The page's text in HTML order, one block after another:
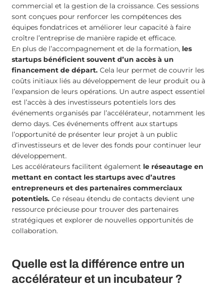
commercial et la gestion de la croissance. Ces sessions
sont conçues pour renforcer les compétences des
équipes fondatrices et améliorer leur capacité à faire
croître l’entreprise de manière rapide et efficace.
En plus de l’accompagnement et de la formation, les
startups bénéficient souvent d’un accès à un
financement de départ. Cela leur permet de couvrir les
coûts initiaux liés au développement de leur produit ou à
l’expansion de leurs opérations. Un autre aspect essentiel
est l’accès à des investisseurs potentiels lors des
événements organisés par l’accélérateur, notamment les
demo days. Ces événements offrent aux startups
l’opportunité de présenter leur projet à un public
d’investisseurs et de lever des fonds pour continuer leur
développement.
Les accélérateurs facilitent également le réseautage en
mettant en contact les startups avec d’autres
entrepreneurs et des partenaires commerciaux
potentiels. Ce réseau étendu de contacts devient une
ressource précieuse pour trouver des partenaires
stratégiques et explorer de nouvelles opportunités de
collaboration.
Quelle est la différence entre un
accélérateur et un incubateur ?